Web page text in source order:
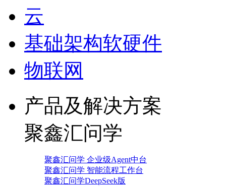
云
基础架构软硬件
物联网
产品及解决方案
聚鑫汇问学
聚鑫汇问学 企业级Agent中台
聚鑫汇问学 智能流程工作台
聚鑫汇问学DeepSeek版